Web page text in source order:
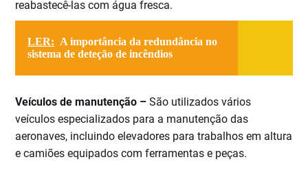
reabastecê-las com água fresca.
LER: A importância da redundância no
sistema de deteção de incêndios
Veículos de manutenção – São utilizados vários
veículos especializados para a manutenção das
aeronaves, incluindo elevadores para trabalhos em altura
e camiões equipados com ferramentas e peças.